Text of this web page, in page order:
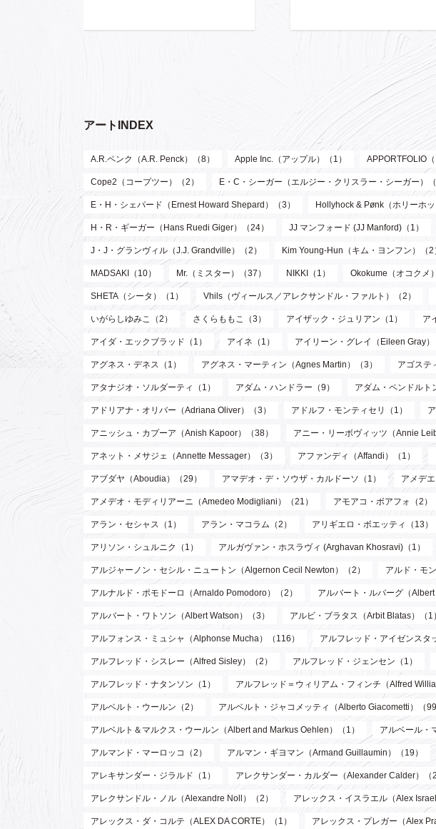
アートINDEX
A.R.ペンク（A.R. Penck）（8） Apple Inc.（アップル）（1） APPORTFOLIO（
Cope2（コープツー）（2） E・C・シーガー（エルジー・クリスラー・シーガー）
E・H・シェパード（Ernest Howard Shepard）（3） Hollyhock & Pønk（ホリーホッ
H・R・ギーガー（Hans Ruedi Giger）（24） JJ マンフォード (JJ Manford)（1）
J・J・グランヴィル（J.J. Grandville）（2） Kim Young-Hun（キム・ヨンフン）（2
MADSAKI（10） Mr.（ミスター）（37） NIKKI（1） Okokume（オコクメ
SHETA（シータ）（1） Vhils（ヴィールス／アレクサンドル・ファルト）（2）
いがらしゆみこ（2） さくらももこ（3） アイザック・ジュリアン（1） ア
アイダ・エックブラッド（1） アイネ（1） アイリーン・グレイ（Eileen Gray）
アグネス・デネス（1） アグネス・マーティン（Agnes Martin）（3） アゴステ
アタナジオ・ソルダーティ（1） アダム・ハンドラー（9） アダム・ペンドルト
アドリアナ・オリバー（Adriana Oliver）（3） アドルフ・モンティセリ（1）
アニッシュ・カプーア（Anish Kapoor）（38） アニー・リーボヴィッツ（Annie
アネット・メサジェ（Annette Messager）（3） アファンディ（Affandi）（1）
アブダヤ（Aboudia）（29） アマデオ・デ・ソウザ・カルドーソ（1） アメデ
アメデオ・モディリアーニ（Amedeo Modigliani）（21） アモアコ・ボアフォ（2）
アラン・セシャス（1） アラン・マコラム（2） アリギエロ・ボエッティ（13）
アリソン・シュルニク（1） アルガヴァン・ホスラヴィ (Arghavan Khosravi)（1）
アルジャーノン・セシル・ニュートン（Algernon Cecil Newton）（2） アルド・モ
アルナルド・ポモドーロ（Arnaldo Pomodoro）（2） アルバート・ルバーグ（Albert
アルバート・ワトソン（Albert Watson）（3） アルビ・ブラタス（Arbit Blatas）（1）
アルフォンス・ミュシャ（Alphonse Mucha）（116） アルフレッド・アイゼンスタ
アルフレッド・シスレー（Alfred Sisley）（2） アルフレッド・ジェンセン（1）
アルフレッド・ナタンソン（1） アルフレッド＝ウィリアム・フィンチ（Alfred
アルベルト・ウールン（2） アルベルト・ジャコメッティ（Alberto Giacometti）（99
アルベルト＆マルクス・ウールン（Albert and Markus Oehlen）（1） アルベール・
アルマンド・マーロッコ（2） アルマン・ギヨマン（Armand Guillaumin）（19）
アレキサンダー・ジラルド（1） アレクサンダー・カルダー（Alexander Calder）（
アレクサンドル・ノル（Alexandre Noll）（2） アレックス・イスラエル（Alex Israel
アレックス・ダ・コルテ（ALEX DA CORTE）（1） アレックス・プレガー（Alex